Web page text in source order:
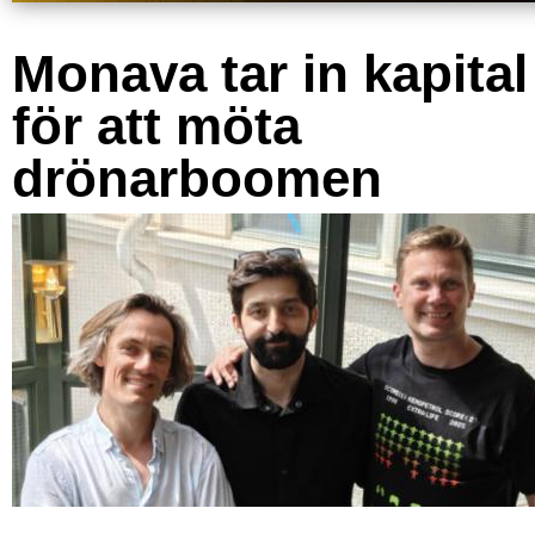
Monava tar in kapital
för att möta
drönarboomen